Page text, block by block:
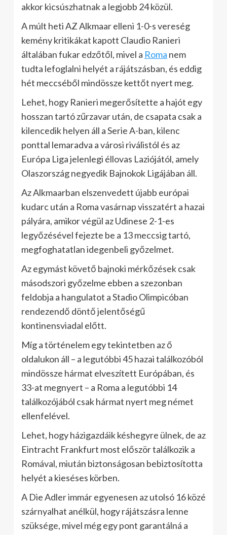
akkor kicsúszhatnak a legjobb 24 közül.
A múlt heti AZ Alkmaar elleni 1-0-s vereség
kemény kritikákat kapott Claudio Ranieri
általában fukar edzőtől, mivel a Roma nem
tudta lefoglalni helyét a rájátszásban, és eddig
hét meccséből mindössze kettőt nyert meg.
Lehet, hogy Ranieri megerősítette a hajót egy
hosszan tartó zűrzavar után, de csapata csak a
kilencedik helyen áll a Serie A-ban, kilenc
ponttal lemaradva a városi riválistól és az
Európa Liga jelenlegi éllovas Laziójától, amely
Olaszország negyedik Bajnokok Ligájában áll.
Az Alkmaarban elszenvedett újabb európai
kudarc után a Roma vasárnap visszatért a hazai
pályára, amikor végül az Udinese 2-1-es
legyőzésével fejezte be a 13 meccsig tartó,
megfoghatatlan idegenbeli győzelmet.
Az egymást követő bajnoki mérkőzések csak
másodszori győzelme ebben a szezonban
feldobja a hangulatot a Stadio Olimpicóban
rendezendő döntő jelentőségű
kontinensviadal előtt.
Míg a történelem egy tekintetben az ő
oldalukon áll – a legutóbbi 45 hazai találkozóból
mindössze hármat elveszített Európában, és
33-at megnyert – a Roma a legutóbbi 14
találkozójából csak hármat nyert meg német
ellenfelével.
Lehet, hogy házigazdáik késhegyre ülnek, de az
Eintracht Frankfurt most először találkozik a
Romával, miután biztonságosan bebiztosította
helyét a kieséses körben.
A Die Adler immár egyenesen az utolsó 16 közé
szárnyalhat anélkül, hogy rájátszásra lenne
szüksége, mivel még egy pont garantálná a